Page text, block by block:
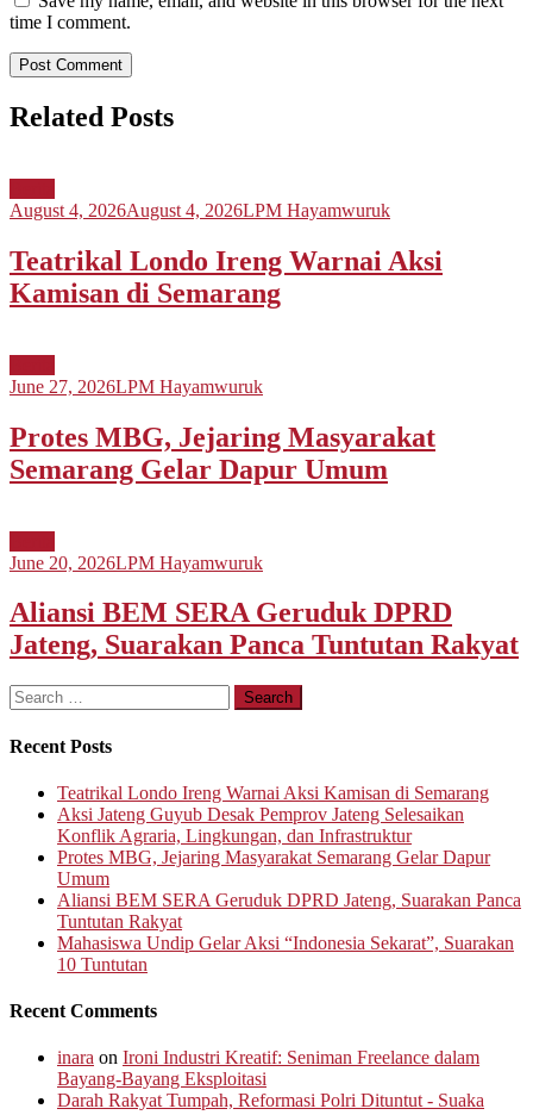
time I comment.
Related Posts
August 4, 2026August 4, 2026LPM Hayamwuruk
Teatrikal Londo Ireng Warnai Aksi
Kamisan di Semarang
June 27, 2026LPM Hayamwuruk
Protes MBG, Jejaring Masyarakat
Semarang Gelar Dapur Umum
June 20, 2026LPM Hayamwuruk
Aliansi BEM SERA Geruduk DPRD
Jateng, Suarakan Panca Tuntutan Rakyat
Search
for:
Recent Posts
Teatrikal Londo Ireng Warnai Aksi Kamisan di Semarang
Aksi Jateng Guyub Desak Pemprov Jateng Selesaikan
Konflik Agraria, Lingkungan, dan Infrastruktur
Protes MBG, Jejaring Masyarakat Semarang Gelar Dapur
Umum
Aliansi BEM SERA Geruduk DPRD Jateng, Suarakan Panca
Tuntutan Rakyat
Mahasiswa Undip Gelar Aksi “Indonesia Sekarat”, Suarakan
10 Tuntutan
Recent Comments
inara on Ironi Industri Kreatif: Seniman Freelance dalam
Bayang-Bayang Eksploitasi
Darah Rakyat Tumpah, Reformasi Polri Dituntut - Suaka